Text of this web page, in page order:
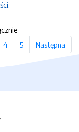
4 5 Następna